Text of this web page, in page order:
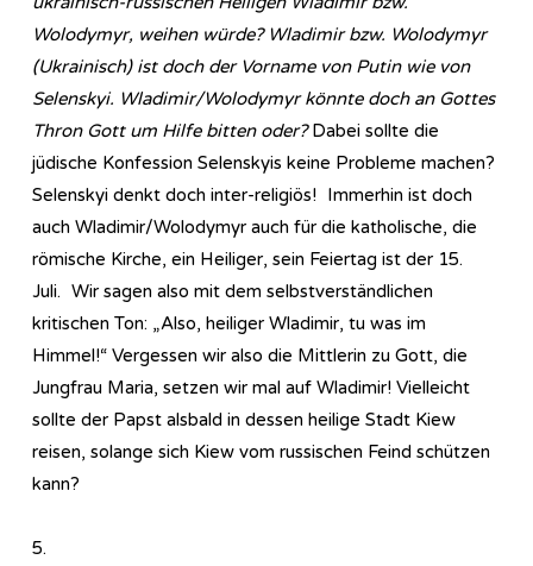
Wolodymyr, weihen würde? Wladimir bzw. Wolodymyr
(Ukrainisch) ist doch der Vorname von Putin wie von
Selenskyi. Wladimir/Wolodymyr könnte doch an Gottes
Thron Gott um Hilfe bitten oder?Dabei sollte die
jüdische Konfession Selenskyis keine Probleme machen?
Selenskyi denkt doch inter-religiös! Immerhin ist doch
auch Wladimir/Wolodymyr auch für die katholische, die
römische Kirche, ein Heiliger, sein Feiertag ist der 15.
Juli. Wir sagen also mit dem selbstverständlichen
kritischen Ton: „Also, heiliger Wladimir, tu was im
Himmel!“ Vergessen wir also die Mittlerin zu Gott, die
Jungfrau Maria, setzen wir mal auf Wladimir! Vielleicht
sollte der Papst alsbald in dessen heilige Stadt Kiew
reisen, solange sich Kiew vom russischen Feind schützen
kann?
5.